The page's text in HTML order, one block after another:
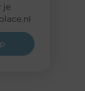
je